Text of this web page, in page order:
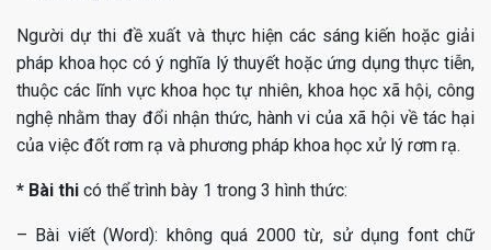
Người dự thi đề xuất và thực hiện các sáng kiến hoặc giải
pháp khoa học có ý nghĩa lý thuyết hoặc ứng dụng thực tiễn,
thuộc các lĩnh vực khoa học tự nhiên, khoa học xã hội, công
nghệ nhằm thay đổi nhận thức, hành vi của xã hội về tác hại
của việc đốt rơm rạ và phương pháp khoa học xử lý rơm rạ.
* Bài thi có thể trình bày 1 trong 3 hình thức:
– Bài viết (Word): không quá 2000 từ, sử dụng font chữ